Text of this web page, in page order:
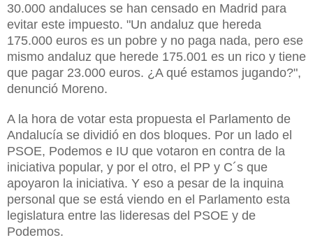
30.000 andaluces se han censado en Madrid para
evitar este impuesto. "Un andaluz que hereda
175.000 euros es un pobre y no paga nada, pero ese
mismo andaluz que herede 175.001 es un rico y tiene
que pagar 23.000 euros. ¿A qué estamos jugando?",
denunció Moreno.
A la hora de votar esta propuesta el Parlamento de
Andalucía se dividió en dos bloques. Por un lado el
PSOE, Podemos e IU que votaron en contra de la
iniciativa popular, y por el otro, el PP y C´s que
apoyaron la iniciativa. Y eso a pesar de la inquina
personal que se está viendo en el Parlamento esta
legislatura entre las lideresas del PSOE y de
Podemos.